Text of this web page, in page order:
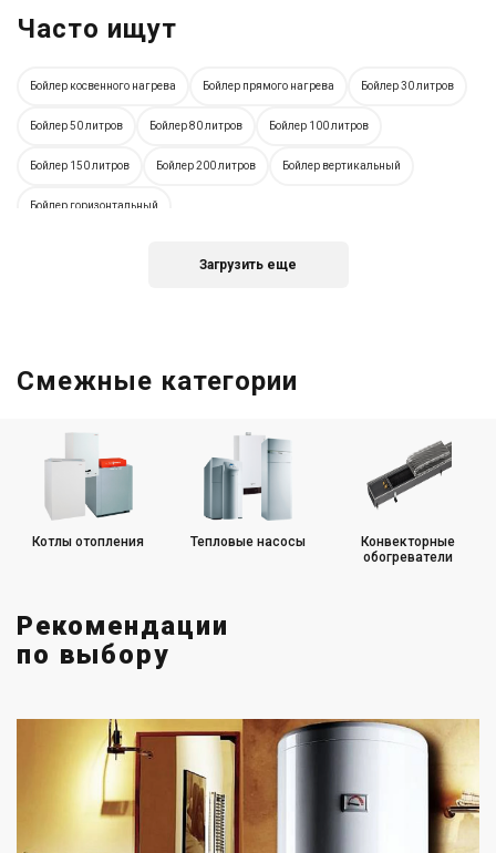
Часто ищут
Бойлер косвенного нагрева Бойлер прямого нагрева Бойлер 30 литров
Бойлер 50 литров Бойлер 80 литров Бойлер 100 литров
Бойлер 150 литров Бойлер 200 литров Бойлер вертикальный
Бойлер горизонтальный
Загрузить еще
Смежные категории
Котлы отопления Тепловые насосы
Конвекторные
обогреватели
Рекомендации
по выбору